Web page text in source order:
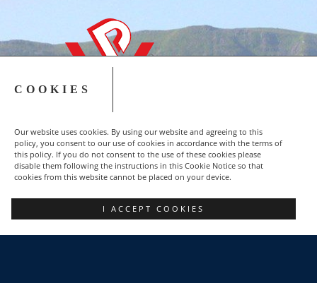
COOKIES
Our website uses cookies. By using our website and agreeing to this
policy, you consent to our use of cookies in accordance with the terms of
this policy. If you do not consent to the use of these cookies please
disable them following the instructions in this Cookie Notice so that
cookies from this website cannot be placed on your device.
I ACCEPT COOKIES
Copyright © 2015-2023 NSZZ Solidarność - Region
Podbeskidzie